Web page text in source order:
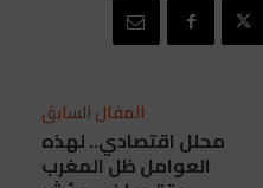
المقال السابق
محلل اقتصادي.. لهذه
العوامل ظل المغرب